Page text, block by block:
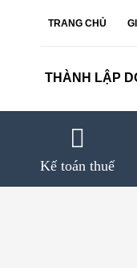
TRANG CHỦ
THÀNH LẬP
Kế toán thuế